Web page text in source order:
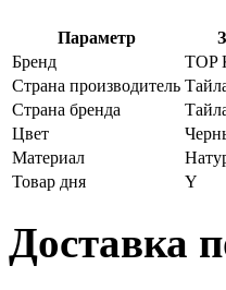
Параметр
Бренд
TOP
Страна производитель
Страна бренда
Цвет
Материал
Товар дня
Y
Доставка